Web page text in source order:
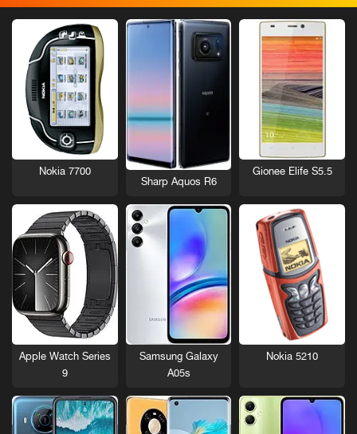
Gionee Elife S5.5
Sharp Aquos R6
Nokia 7700
Nokia 5210
Samsung Galaxy
A05s
Apple Watch Series
9